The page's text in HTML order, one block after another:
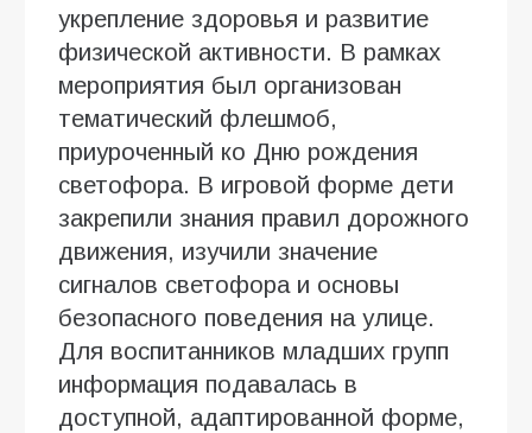
укрепление здоровья и развитие
физической активности. В рамках
мероприятия был организован
тематический флешмоб,
приуроченный ко Дню рождения
светофора. В игровой форме дети
закрепили знания правил дорожного
движения, изучили значение
сигналов светофора и основы
безопасного поведения на улице.
Для воспитанников младших групп
информация подавалась в
доступной, адаптированной форме,